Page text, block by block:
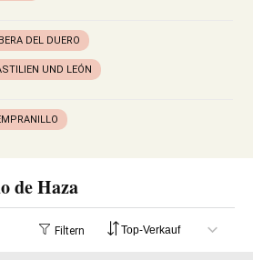
DEL DUERO
UND LEÓN
de Haza
Filtern